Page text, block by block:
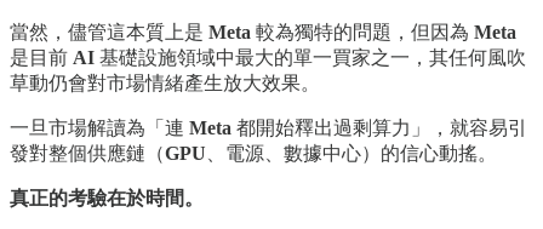
當然，儘管這本質上是 Meta 較為獨特的問題，但因為 Meta
是目前 AI 基礎設施領域中最大的單一買家之一，其任何風吹
草動仍會對市場情緒產生放大效果。
一旦市場解讀為「連 Meta 都開始釋出過剩算力」，就容易引
發對整個供應鏈（GPU 、電源、數據中心）的信心動搖。
真正的考驗在於時間。